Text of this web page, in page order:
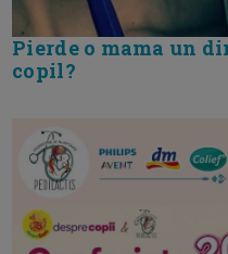
Pierde o mama un
copil?